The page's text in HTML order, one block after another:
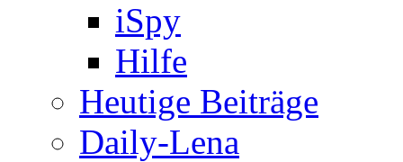
iSpy
Hilfe
Heutige Beiträge
Daily-Lena